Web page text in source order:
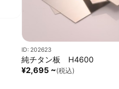
ID: 202623
純チタン板 H4600
¥2,695 ~(税込)